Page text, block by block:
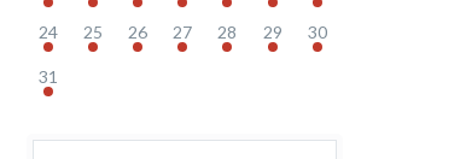
24 25 26 27 28 29 30
31